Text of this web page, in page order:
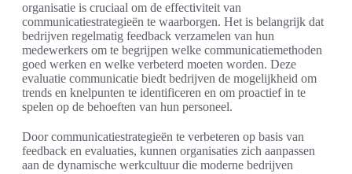
organisatie is cruciaal om de effectiviteit van
communicatiestrategieën te waarborgen. Het is belangrijk dat
bedrijven regelmatig feedback verzamelen van hun
medewerkers om te begrijpen welke communicatiemethoden
goed werken en welke verbeterd moeten worden. Deze
evaluatie communicatie biedt bedrijven de mogelijkheid om
trends en knelpunten te identificeren en om proactief in te
spelen op de behoeften van hun personeel.
Door communicatiestrategieën te verbeteren op basis van
feedback en evaluaties, kunnen organisaties zich aanpassen
aan de dynamische werkcultuur die moderne bedrijven